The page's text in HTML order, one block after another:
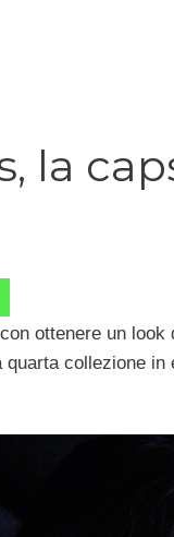
la
ottenere un look
collezione